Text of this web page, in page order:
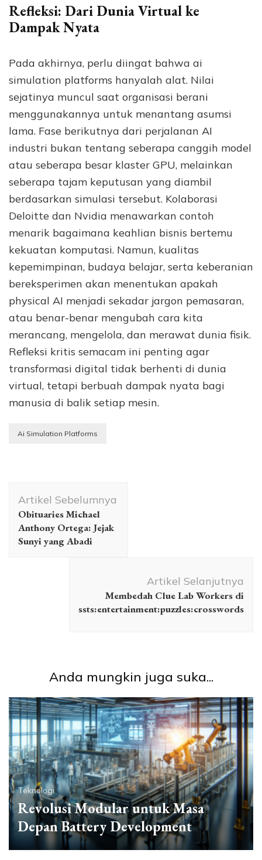
Refleksi: Dari Dunia Virtual ke
Dampak Nyata
Pada akhirnya, perlu diingat bahwa ai
simulation platforms hanyalah alat. Nilai
sejatinya muncul saat organisasi berani
menggunakannya untuk menantang asumsi
lama. Fase berikutnya dari perjalanan AI
industri bukan tentang seberapa canggih model
atau seberapa besar klaster GPU, melainkan
seberapa tajam keputusan yang diambil
berdasarkan simulasi tersebut. Kolaborasi
Deloitte dan Nvidia menawarkan contoh
menarik bagaimana keahlian bisnis bertemu
kekuatan komputasi. Namun, kualitas
kepemimpinan, budaya belajar, serta keberanian
bereksperimen akan menentukan apakah
physical AI menjadi sekadar jargon pemasaran,
atau benar-benar mengubah cara kita
merancang, mengelola, dan merawat dunia fisik.
Refleksi kritis semacam ini penting agar
transformasi digital tidak berhenti di dunia
virtual, tetapi berbuah dampak nyata bagi
manusia di balik setiap mesin.
Ai Simulation Platforms
Artikel
Artikel Sebelumnya
Obituaries Michael
Anthony Ortega: Jejak
Sunyi yang Abadi
Artikel Selanjutnya
Membedah Clue Lab Workers di
ssts:entertainment:puzzles:crosswords
Anda mungkin juga suka...
Teknologi
Revolusi Modular untuk Masa
Depan Battery Development